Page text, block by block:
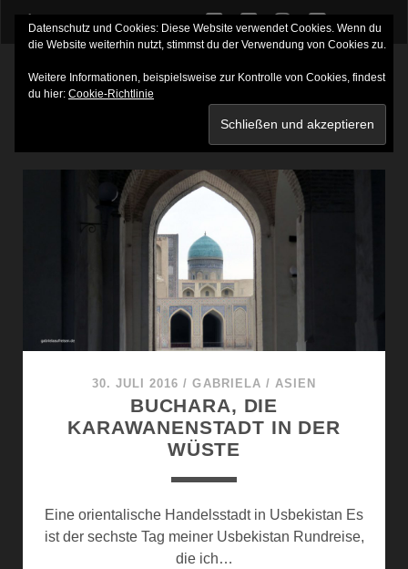
twitterfacebookinstagram
youtube
30. JULI 2016 /GABRIELA / ASIEN
BUCHARA, DIE
KARAWANENSTADT IN DER
WÜSTE
Eine orientalische Handelsstadt in Usbekistan Es
ist der sechste Tag meiner Usbekistan Rundreise,
die ich…
Datenschutz und Cookies: Diese Website verwendet Cookies. Wenn du
die Website weiterhin nutzt, stimmst du der Verwendung von Cookies zu.
Weitere Informationen, beispielsweise zur Kontrolle von Cookies, findest
du hier: Cookie-Richtlinie